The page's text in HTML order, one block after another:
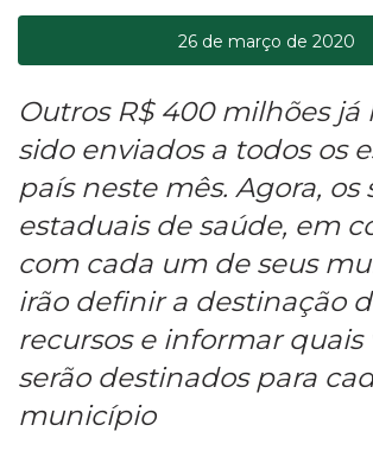
26 de março de 2020
Outros R$ 400 milhões já
sido enviados a todos os
país neste mês. Agora, os
estaduais de saúde, em
com cada um de seus
irão definir a destinação
recursos e informar quais
serão destinados para
município